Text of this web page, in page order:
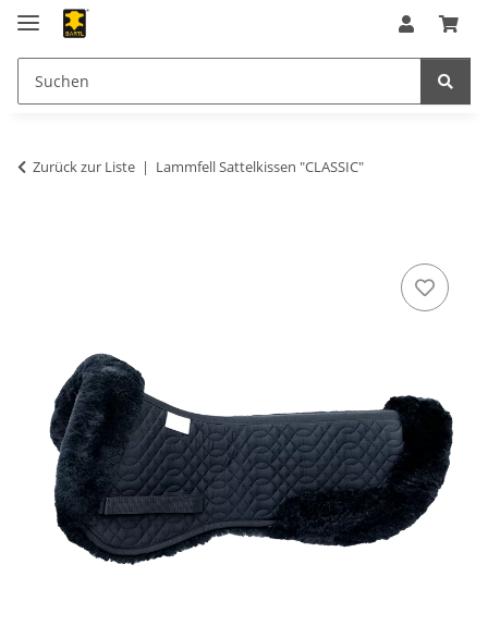
Zurück zur Liste Lammfell Sattelkissen "CLASSIC"